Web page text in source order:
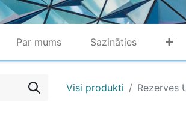
Par mums Sazināties
Visi produkti Rezerves